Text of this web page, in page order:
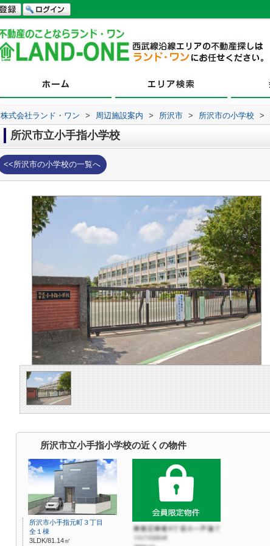
株式会社ランド・ワン > 周辺施設案内 > 所沢市 > 所沢市の小学校 >
所沢市立小手指小学校
<<所沢市の小学校の一覧へ
所沢市立小手指小学校の近くの物件
所沢市小手指元町３丁目
全１棟
3LDK/81.14㎡